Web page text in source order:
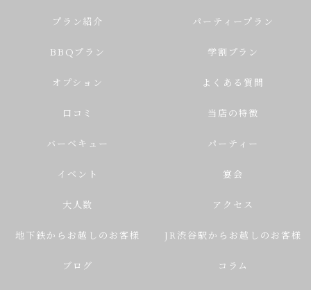
プラン紹介 パーティープラン
BBQプラン 学割プラン
オプション よくある質問
口コミ 当店の特徴
バーベキュー パーティー
イベント 宴会
大人数 アクセス
地下鉄からお越しのお客様 JR渋谷駅からお越しのお客様
ブログ コラム